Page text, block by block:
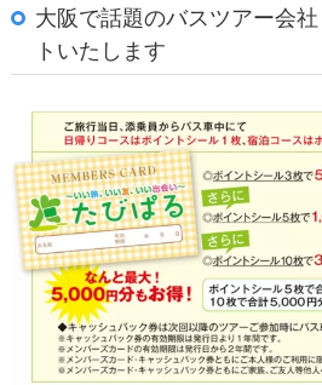
大阪で話題のバスツアー会
トいたします